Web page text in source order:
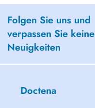
Folgen Sie uns und
verpassen Sie keine
Neuigkeiten
Doctena